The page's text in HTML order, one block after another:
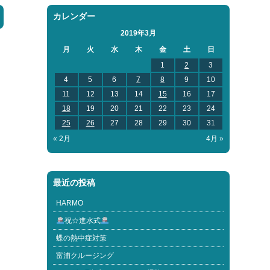
カレンダー
2019年3月
月
火 水 木 金 土
日
1
2
3
4
5 6 7 8 9
10
11
12 13 14 15 16
17
18
19 20 21 22 23
24
25
26 27 28 29 30
31
« 2月
4月 »
最近の投稿
HARMO
祝☆進水式
蝶の熱中症対策
富浦クルージング